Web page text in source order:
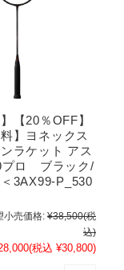
【20％OFF】
料】ヨネックス
ラケット アス
プロ ブラック/
3AX99-P_530
小売価格: ¥38,500(税
込)
(税込 ¥30,800)